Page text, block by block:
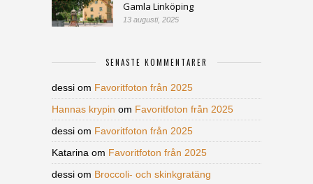
Gamla Linköping
13 augusti, 2025
SENASTE KOMMENTARER
dessi om Favoritfoton från 2025
Hannas krypin om Favoritfoton från 2025
dessi om Favoritfoton från 2025
Katarina om Favoritfoton från 2025
dessi om Broccoli- och skinkgratäng